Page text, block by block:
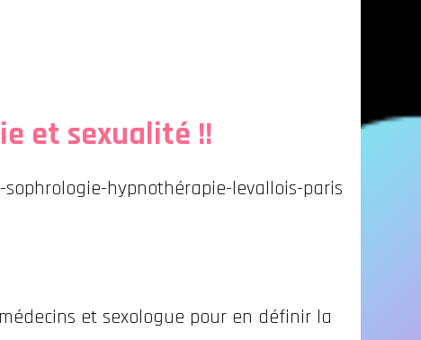
et sexualité !!
et sexologue pour en définir la